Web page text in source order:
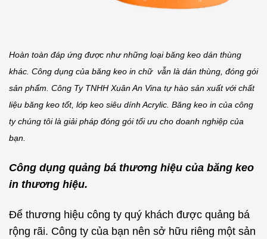
Hoàn toàn đáp ứng được như những loại băng keo dán thùng
khác. Công dụng của băng keo in chữ vẫn là dán thùng, đóng gói
sản phẩm. Công Ty TNHH Xuân An Vina tự hào sản xuất với chất
liệu băng keo tốt, lớp keo siêu dính Acrylic. Băng keo in của công
ty chúng tôi là giải pháp đóng gói tối ưu cho doanh nghiệp của
bạn.
Công dụng quảng bá thương hiệu của băng keo
in thương hiệu.
Để thương hiệu công ty quý khách được quảng bá
rộng rãi. Công ty của bạn nên sở hữu riêng một sản